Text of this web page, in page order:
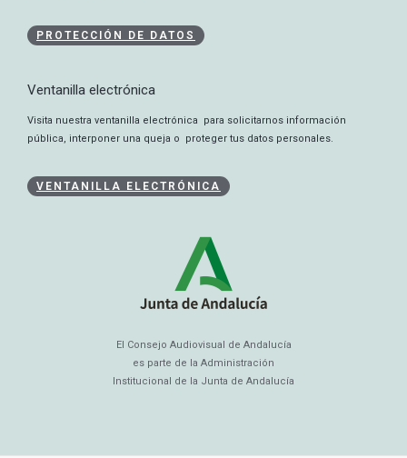
PROTECCIÓN DE DATOS
Ventanilla electrónica
Visita nuestra ventanilla electrónica para solicitarnos información
pública, interponer una queja o proteger tus datos personales.
VENTANILLA ELECTRÓNICA
El Consejo Audiovisual de Andalucía
es parte de la Administración
Institucional de la Junta de Andalucía